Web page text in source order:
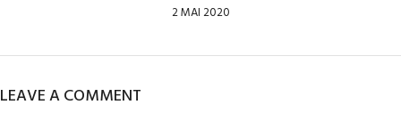
2 MAI 2020
LEAVE A COMMENT